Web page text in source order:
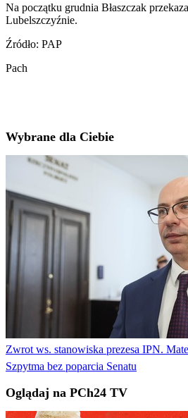
Na początku grudnia Błaszczak
Lubelszczyźnie.
Źródło: PAP
Pach
Wybrane dla Ciebie
Zwrot ws. stanowiska prezesa IPN.
Szpytma bez poparcia Senatu
Oglądaj na PCh24 TV